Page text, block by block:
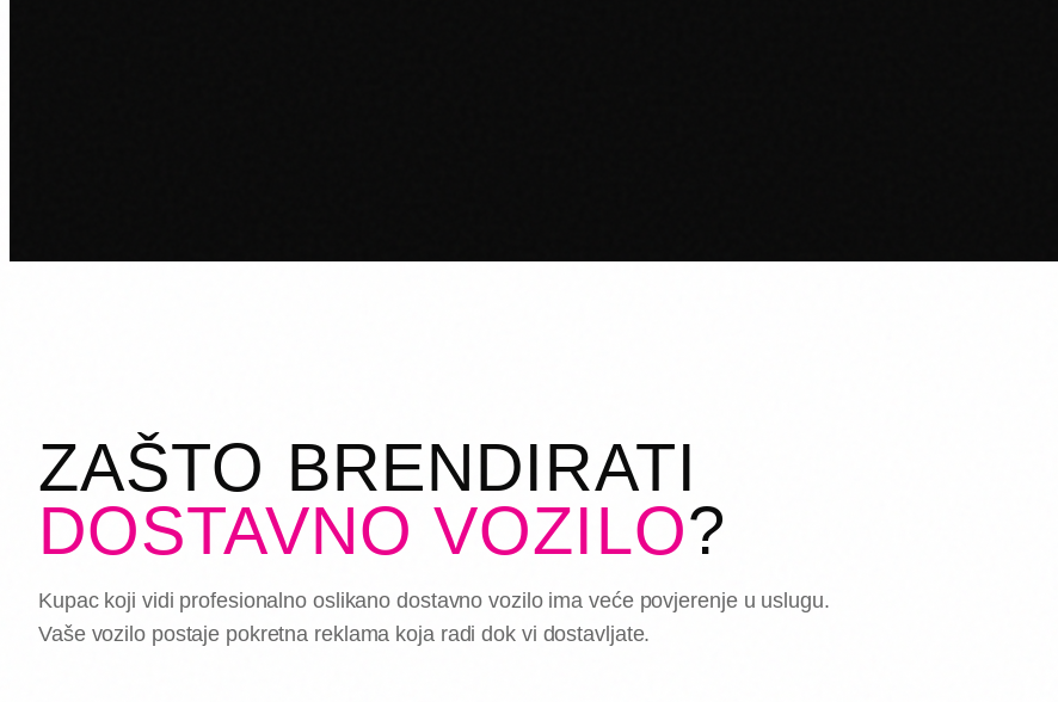
ZAŠTO BRENDIRATI
DOSTAVNO VOZILO?
Kupac koji vidi profesionalno oslikano dostavno vozilo ima veće povjerenje u uslugu.
Vaše vozilo postaje pokretna reklama koja radi dok vi dostavljate.